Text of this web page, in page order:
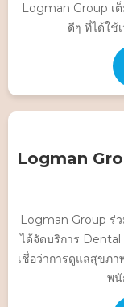
Logman Group เต็
ดีๆ ที่ได้ใช้
Logman
Logman Group ร่
ได้จัดบริการ Dental
เชื่อว่าการดูแลสุขภ
พนั